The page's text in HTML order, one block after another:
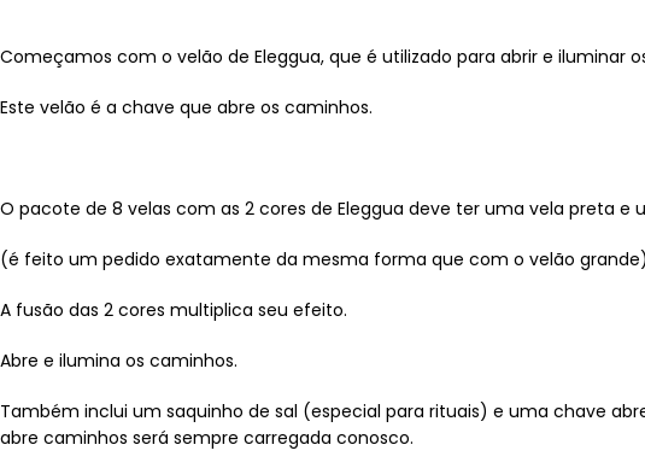
Começamos com o velão de Eleggua, que é utilizado para abrir e iluminar
Este velão é a chave que abre os caminhos.
O pacote de 8 velas com as 2 cores de Eleggua deve ter uma vela preta e
(é feito um pedido exatamente da mesma forma que com o velão
A fusão das 2 cores multiplica seu efeito.
Abre e ilumina os caminhos.
Também inclui um saquinho de sal (especial para rituais) e uma chave
abre caminhos será sempre carregada conosco.